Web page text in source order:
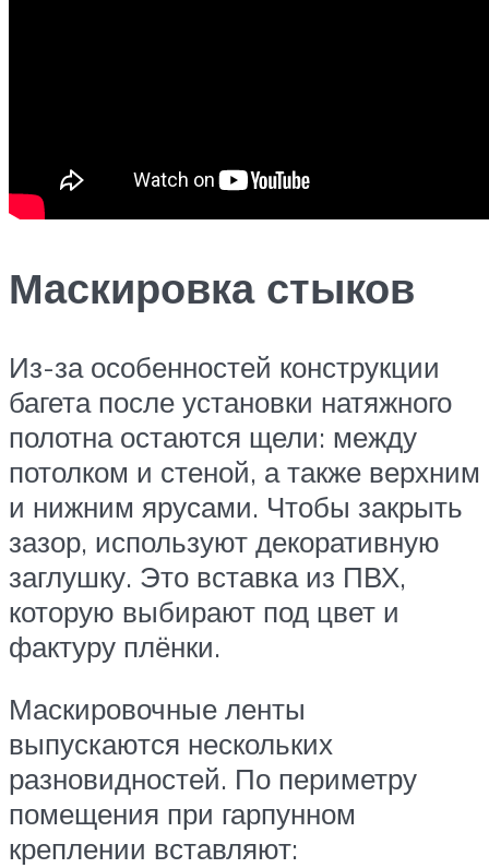
Маскировка стыков
Из-за особенностей конструкции
багета после установки натяжного
полотна остаются щели: между
потолком и стеной, а также верхним
и нижним ярусами. Чтобы закрыть
зазор, используют декоративную
заглушку. Это вставка из ПВХ,
которую выбирают под цвет и
фактуру плёнки.
Маскировочные ленты
выпускаются нескольких
разновидностей. По периметру
помещения при гарпунном
креплении вставляют: